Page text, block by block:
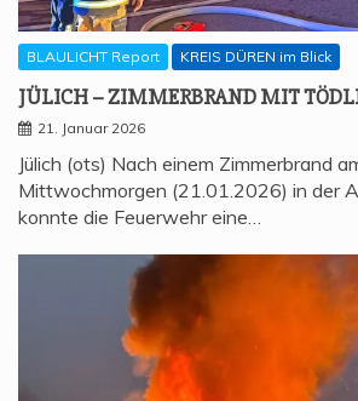
BLAULICHT Report KREIS DÜREN im Blick
JÜLICH – ZIM­MER­BRAND MIT
21. Januar 2026
Jülich (ots) Nach einem Zimmerbrand
Mittwochmorgen (21.01.2026) in der
konnte die Feuerwehr eine…